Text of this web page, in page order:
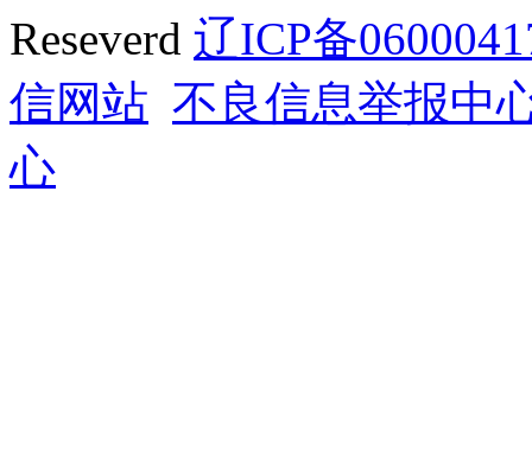
Reseverd 辽ICP备
信网站 不良信息举报中
心